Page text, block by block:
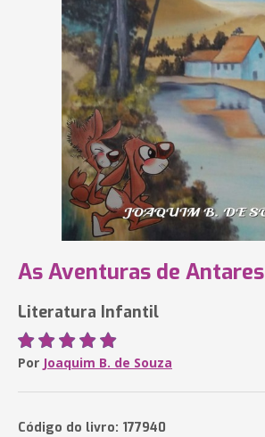
As Aventuras de Antares
Literatura Infantil
Por Joaquim B. de Souza
Código do livro: 177940